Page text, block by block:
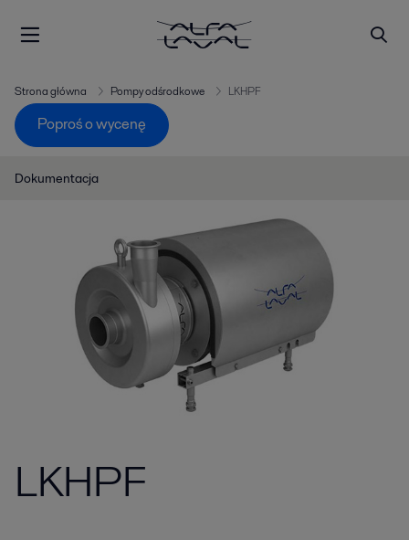
Strona główna Pompy odśrodkowe LKHPF
Poproś o wycenę
Dokumentacja
LKHPF